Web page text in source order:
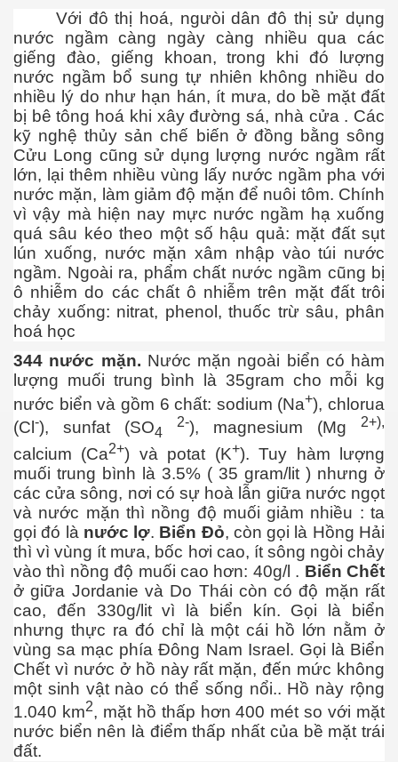
Với đô thị hoá, ngưòi dân đô thị sử dụng
nước ngầm càng ngày càng nhiều qua các
giếng đào, giếng khoan, trong khi đó lượng
nước ngầm bổ sung tự nhiên không nhiều do
nhiều lý do như hạn hán, ít mưa, do bề mặt đất
bị bê tông hoá khi xây đường sá, nhà cửa . Các
kỹ nghệ thủy sản chế biến ở đồng bằng sông
Cửu Long cũng sử dụng lượng nước ngầm rất
lớn, lại thêm nhiều vùng lấy nước ngầm pha với
nước mặn, làm giảm độ mặn để nuôi tôm. Chính
vì vậy mà hiện nay mực nước ngầm hạ xuống
quá sâu kéo theo một số hậu quả: mặt đất sụt
lún xuống, nước mặn xâm nhập vào túi nước
ngầm. Ngoài ra, phẩm chất nước ngầm cũng bị
ô nhiễm do các chất ô nhiễm trên mặt đất trôi
chảy xuống: nitrat, phenol, thuốc trừ sâu, phân
hoá học
344 nước mặn. Nước mặn ngoài biển có hàm
lượng muối trung bình là 35gram cho mỗi kg
nước biển và gồm 6 chất: sodium (Na+), chlorua
(Cl -), sunfat (SO4
2-), magnesium (Mg 2+),
calcium (Ca2+) và potat (K+). Tuy hàm lượng
muối trung bình là 3.5% ( 35 gram/lit ) nhưng ở
các cửa sông, nơi có sự hoà lẫn giữa nước ngọt
và nước mặn thì nồng độ muối giảm nhiều : ta
gọi đó là nước lợ. Biển Đỏ, còn gọi là Hồng Hải
thì vì vùng ít mưa, bốc hơi cao, ít sông ngòi chảy
vào thì nồng độ muối cao hơn: 40g/l . Biển Chết
ở giữa Jordanie và Do Thái còn có độ mặn rất
cao, đến 330g/lit vì là biển kín. Gọi là biển
nhưng thực ra đó chỉ là một cái hồ lớn nằm ở
vùng sa mạc phía Đông Nam Israel. Gọi là Biển
Chết vì nước ở hồ này rất mặn, đến mức không
một sinh vật nào có thể sống nổi.. Hồ này rộng
1.040 km2, mặt hồ thấp hơn 400 mét so với mặt
nước biển nên là điểm thấp nhất của bề mặt trái
đất.
nghệ thẩm mỹ
tiêu chuẩn chọn bạn tình
đại - Phần 1
con người
2